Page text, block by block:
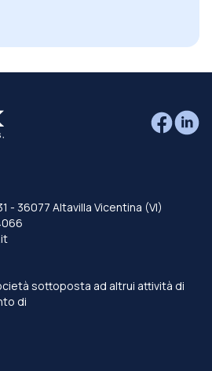
- 36077 Altavilla Vicentina (VI)
sottoposta ad altrui attività di
di